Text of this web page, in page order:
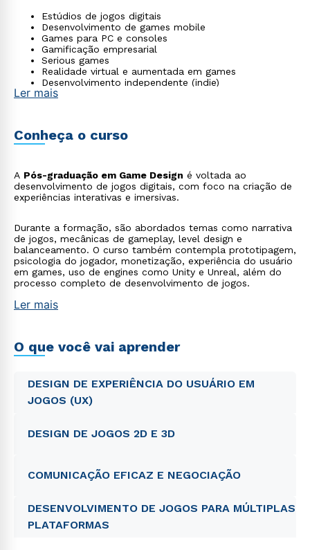
Estúdios de jogos digitais
Desenvolvimento de games mobile
Games para PC e consoles
Gamificação empresarial
Serious games
Realidade virtual e aumentada em games
Desenvolvimento independente (indie)
Ler mais
Conheça o curso
A Pós-graduação em Game Design é voltada ao
desenvolvimento de jogos digitais, com foco na criação de
experiências interativas e imersivas.
Durante a formação, são abordados temas como narrativa
de jogos, mecânicas de gameplay, level design e
balanceamento. O curso também contempla prototipagem,
psicologia do jogador, monetização, experiência do usuário
em games, uso de engines como Unity e Unreal, além do
processo completo de desenvolvimento de jogos.
Ler mais
O que você vai aprender
DESIGN DE EXPERIÊNCIA DO USUÁRIO EM
JOGOS (UX)
DESIGN DE JOGOS 2D E 3D
COMUNICAÇÃO EFICAZ E NEGOCIAÇÃO
DESENVOLVIMENTO DE JOGOS PARA MÚLTIPLAS
PLATAFORMAS